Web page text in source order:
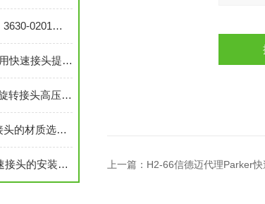
提高机械系统效率，3630-0201旋转接头的优势分析
5400-S5-8制冷行业用快速接头提升系统稳定性与操作便捷性
899-220-201杜博林旋转接头高压液压接头的安装、调试与维护技巧
2620-200-252旋转接头的材质选择与耐用性分析
HA0503100碳钢快速接头的安装与维护指南 上一篇： H2-66信德迈代理Parker